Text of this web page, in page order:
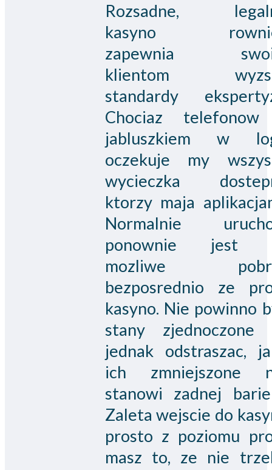
Rozsadne,
kasyno
zapewnia
klientom
standardy
Chociaz
jabluszkiem w
oczekuje my
wycieczka
ktorzy maja
Normalnie
ponownie jest
mozliwe
bezposrednio ze
kasyno. Nie powinno
stany zjednoczone
jednak odstraszac,
ich zmniejszone
stanowi zadnej
Zaleta wejscie do
prosto z poziomu
masz to, ze nie